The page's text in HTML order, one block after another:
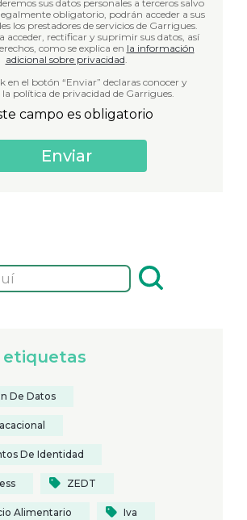
sus datos personales a terceros salvo
obligatorio, podrán acceder a sus
los prestadores de servicios de Garrigues.
acceder, rectificar y suprimir sus datos, así
como se explica en la información
adicional sobre privacidad.
en el botón “Enviar” declaras conocer y
política de privacidad de Garrigues.
campo es obligatorio
etiquetas
De Datos
De Identidad
ZEDT
Alimentario Iva